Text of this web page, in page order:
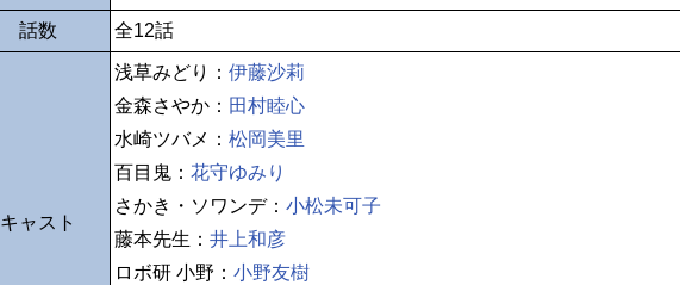
話数 全12話
キャスト
浅草みどり： 伊藤沙莉
金森さやか： 田村睦心
水崎ツバメ： 松岡美里
百目鬼： 花守ゆみり
さかき・ソワンデ： 小松未可子
藤本先生： 井上和彦
ロボ研 小野： 小野友樹